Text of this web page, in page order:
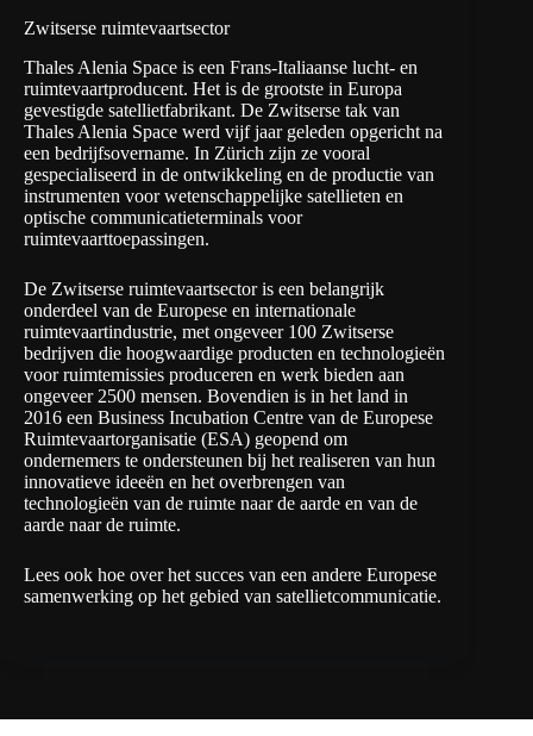
Zwitserse ruimtevaartsector
Thales Alenia Space is een Frans-Italiaanse lucht- en
ruimtevaartproducent. Het is de grootste in Europa
gevestigde satellietfabrikant. De Zwitserse tak van
Thales Alenia Space werd vijf jaar geleden opgericht na
een bedrijfsovername. In Zürich zijn ze vooral
gespecialiseerd in de ontwikkeling en de productie van
instrumenten voor wetenschappelijke satellieten en
optische communicatieterminals voor
ruimtevaarttoepassingen.
De Zwitserse ruimtevaartsector is een belangrijk
onderdeel van de Europese en internationale
ruimtevaartindustrie, met ongeveer 100 Zwitserse
bedrijven die hoogwaardige producten en technologieën
voor ruimtemissies produceren en werk bieden aan
ongeveer 2500 mensen. Bovendien is in het land in
2016 een Business Incubation Centre van de Europese
Ruimtevaartorganisatie (ESA) geopend om
ondernemers te ondersteunen bij het realiseren van hun
innovatieve ideeën en het overbrengen van
technologieën van de ruimte naar de aarde en van de
aarde naar de ruimte.
Lees ook hoe over het succes van een andere Europese
samenwerking op het gebied van satellietcommunicatie.